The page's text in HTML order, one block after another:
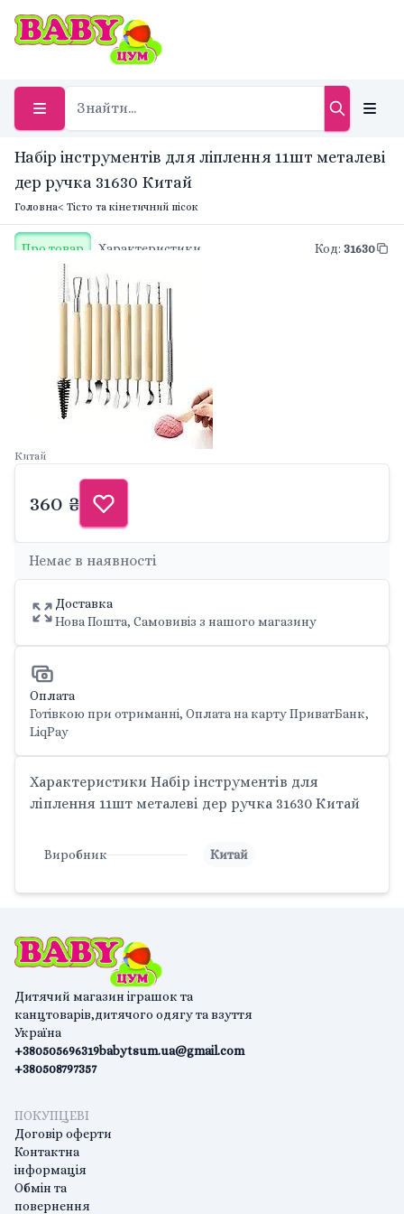
Набір інструментів для ліплення 11шт металеві
дер ручка 31630 Китай
Головна< Тісто та кінетичний пісок
Про товар Характеристики Код: 31630
Китай
360 ₴
Немає в наявності
Доставка
Нова Пошта, Самовивіз з нашого магазину
Оплата
Готівкою при отриманні, Оплата на карту ПриватБанк,
LiqPay
Характеристики Набір інструментів для
ліплення 11шт металеві дер ручка 31630 Китай
Виробник Китай
Дитячий магазин іграшок та
канцтоварів,дитячого одягу та взуття
Україна
+380505696319
+380508797357
babytsum.ua@gmail.com
ПОКУПЦЕВІ
Договір оферти
Контактна
інформація
Обмін та
повернення